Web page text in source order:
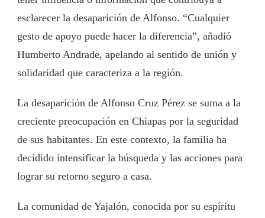
esclarecer la desaparición de Alfonso. “Cualquier
gesto de apoyo puede hacer la diferencia”, añadió
Humberto Andrade, apelando al sentido de unión y
solidaridad que caracteriza a la región.
La desaparición de Alfonso Cruz Pérez se suma a la
creciente preocupación en Chiapas por la seguridad
de sus habitantes. En este contexto, la familia ha
decidido intensificar la búsqueda y las acciones para
lograr su retorno seguro a casa.
La comunidad de Yajalón, conocida por su espíritu